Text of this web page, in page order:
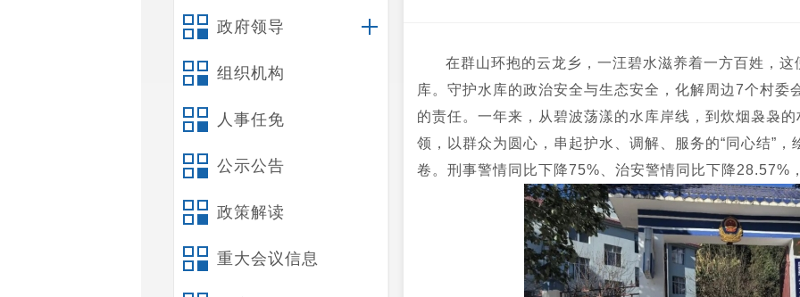
政府领导
组织机构
人事任免
公示公告
政策解读
重大会议信息
在群山环抱的云龙乡，一汪碧水滋养着一方百姓，
库。守护水库的政治安全与生态安全，化解周边7个村委
的责任。一年来，从碧波荡漾的水库岸线，到炊烟袅袅
领，以群众为圆心，串起护水、调解、服务的“同心结”
卷。刑事警情同比下降75%、治安警情同比下降28.57%